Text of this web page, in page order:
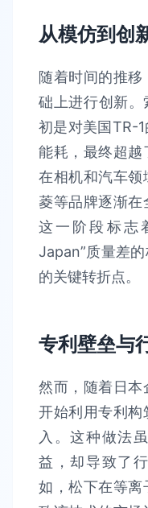
从模仿到创
随着时间的推
础上进行创新
初是对美国TR-
能耗，最终超越
在相机和汽车领
菱等品牌逐渐在
这一阶段标志
Japan”质量差
的关键转折点。
专利壁垒与
然而，随着日本
开始利用专利
入。这种做法
益，却导致了
如，松下在等离